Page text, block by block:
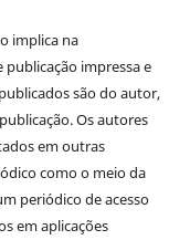
implica na
impressa e
são do autor,
Os autores
em outras
como o meio da
periódico de acesso
em aplicações